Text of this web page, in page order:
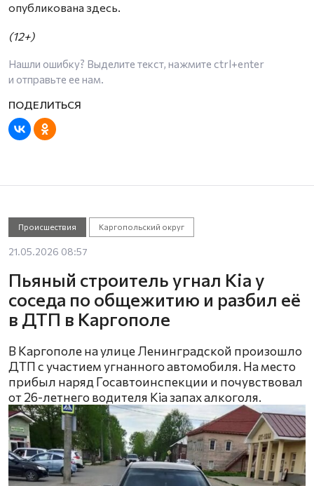
опубликована здесь.
(12+)
Нашли ошибку? Выделите текст, нажмите ctrl+enter
и отправьте ее нам.
Происшествия Каргопольский округ
21.05.2026 08:57
Пьяный строитель угнал Kia у
соседа по общежитию и разбил её
в ДТП в Каргополе
В Каргополе на улице Ленинградской произошло
ДТП с участием угнанного автомобиля. На место
прибыл наряд Госавтоинспекции и почувствовал
от 26-летнего водителя Kia запах алкоголя.